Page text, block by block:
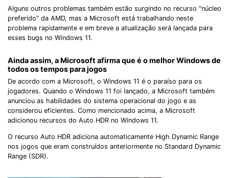
Alguns outros problemas também estão surgindo no recurso "núcleo
preferido" da AMD, mas a Microsoft está trabalhando neste
problema rapidamente e em breve a atualização será lançada para
esses bugs no Windows 11.
Ainda assim, a Microsoft afirma que é o melhor Windows de
todos os tempos para jogos
De acordo com a Microsoft, o Windows 11 é o paraíso para os
jogadores. Quando o Windows 11 foi lançado, a Microsoft também
anunciou as habilidades do sistema operacional do jogo e as
considerou eficientes. Como mencionado acima, a Microsoft
adicionou recursos do Auto HDR no Windows 11.
O recurso Auto HDR adiciona automaticamente High Dynamic Range
nos jogos que eram construídos anteriormente no Standard Dynamic
Range (SDR).